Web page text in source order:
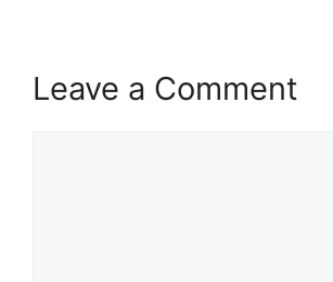
Leave a Comment